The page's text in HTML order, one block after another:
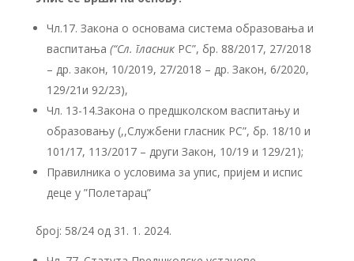
Чл.17. Закона о основама система образовања и
васпитања (“Сл. гласник РС”, бр. 88/2017, 27/2018
– др. закон, 10/2019, 27/2018 – др. Закон, 6/2020,
129/21и 92/23),
Чл. 13-14.Закона о предшколском васпитању и
образовању (,,Службени гласник РС”, бр. 18/10 и
101/17, 113/2017 – други Закон, 10/19 и 129/21);
Правилника о условима за упис, пријем и испис
деце у ”Полетарац”
број: 58/24 од 31. 1. 2024.